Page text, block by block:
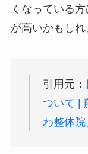
くなっている
が高いかもしれ
引用元：
ついて |
わ整体院